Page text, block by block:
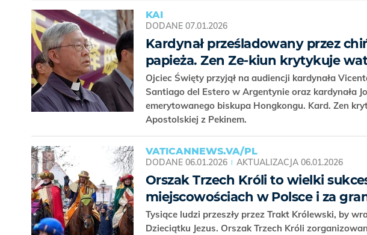
KAI
DODANE 07.01.2026
Kardynał prześladowany przez
papieża. Zen Ze-kiun krytykuje
Ojciec Święty przyjął na audiencji kardynała
Santiago del Estero w Argentynie oraz kardynała
emerytowanego biskupa Hongkongu. Kard. Zen
Apostolskiej z Pekinem.
VATICANNEWS.VA/PL
DODANE 06.01.2026 AKTUALIZACJA 06.01.2026
Orszak Trzech Króli to wielki
miejscowościach w Polsce i za
Tysiące ludzi przeszły przez Trakt Królewski, by
Dzieciątku Jezus. Orszak Trzech Króli